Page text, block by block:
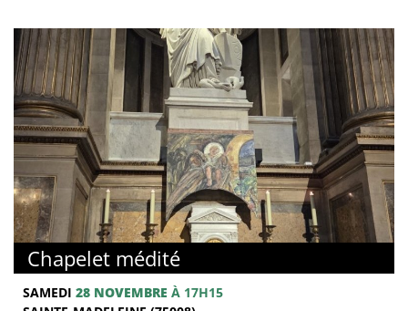
Chapelet médité
SAMEDI 28 NOVEMBRE À 17H15